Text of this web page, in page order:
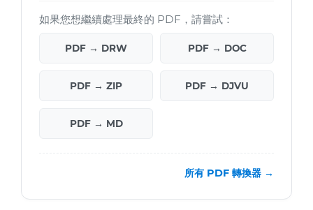
如果您想繼續處理最終的 PDF，請嘗試：
PDF → DRW PDF → DOC
PDF → ZIP PDF → DJVU
PDF → MD
所有 PDF 轉換器 →